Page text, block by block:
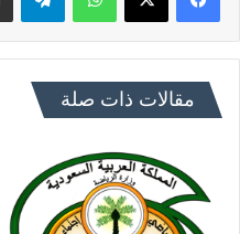
مقالات ذات صلة